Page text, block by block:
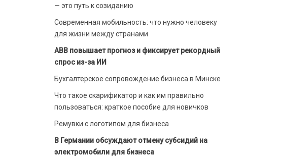
— это путь к созиданию
Современная мобильность: что нужно человеку
для жизни между странами
ABB повышает прогноз и фиксирует рекордный
спрос из-за ИИ
Бухгалтерское сопровождение бизнеса в Минске
Что такое скарификатор и как им правильно
пользоваться: краткое пособие для новичков
Ремувки с логотипом для бизнеса
В Германии обсуждают отмену субсидий на
электромобили для бизнеса